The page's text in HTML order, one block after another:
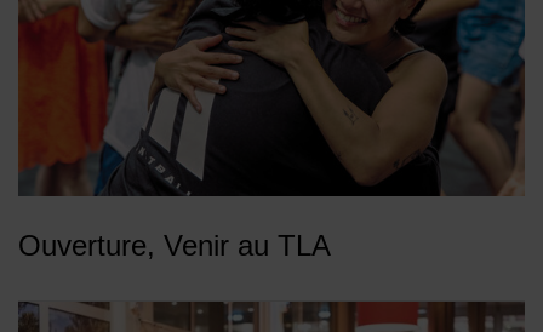
Ouverture, Venir au TLA